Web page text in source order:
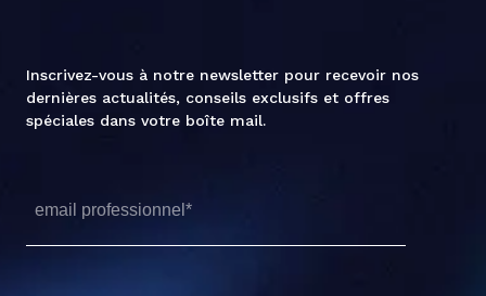
Inscrivez-vous à notre newsletter pour recevoir nos
dernières actualités, conseils exclusifs et offres
spéciales dans votre boîte mail.